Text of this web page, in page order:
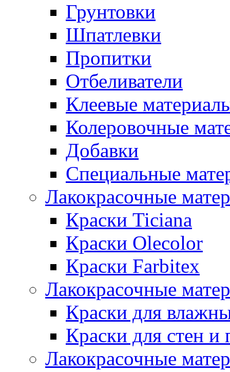
Грунтовки
Шпатлевки
Пропитки
Отбеливатели
Клеевые
Колеровочные
Добавки
Специальные
Лакокрасочные
Краски Ticiana
Краски Olecolor
Краски Farbitex
Лакокрасочные
Краски для
Краски для стен и
Лакокрасочные